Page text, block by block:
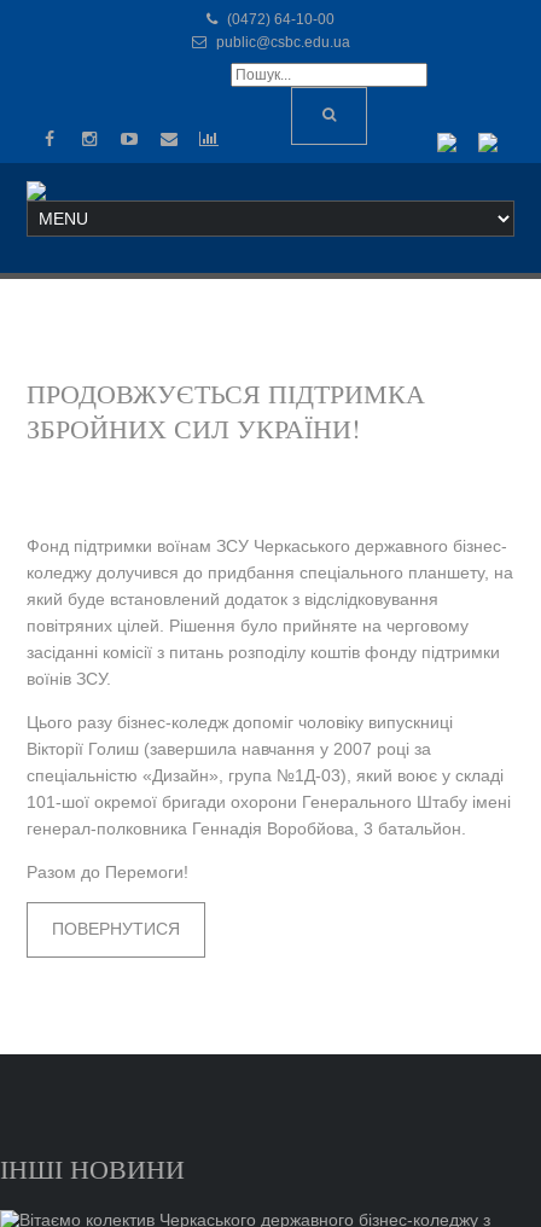
(0472) 64-10-00
public@csbc.edu.ua
ПРОДОВЖУЄТЬСЯ ПІДТРИМКА
ЗБРОЙНИХ СИЛ УКРАЇНИ!
Фонд підтримки воїнам ЗСУ Черкаського державного бізнес-
коледжу долучився до придбання спеціального планшету, на
який буде встановлений додаток з відслідковування
повітряних цілей. Рішення було прийняте на черговому
засіданні комісії з питань розподілу коштів фонду підтримки
воїнів ЗСУ.
Цього разу бізнес-коледж допоміг чоловіку випускниці
Вікторії Голиш (завершила навчання у 2007 році за
спеціальністю «Дизайн», група №1Д-03), який воює у складі
101-шої окремої бригади охорони Генерального Штабу імені
генерал-полковника Геннадія Воробйова, 3 батальйон.
Разом до Перемоги!
ПОВЕРНУТИСЯ
ІНШІ НОВИНИ